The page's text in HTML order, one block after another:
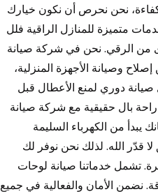
نحن نحرص أن نكون خيارك
جميرا دبي – خدمات متميزة للمنازل الراقية فلل
من الرقي. نحن في شركة صيانة
وصيانة الأجهزة المنزلية،
صيانة دوري لمنع الأعطال قبل
راحة بال حقيقية مع شركة صيانة
في جميرا – أمانك يبدأ من الكهرباء السليمة
قدّر الله. لذلك نحن نوفر لك
تشمل خدماتنا صيانة لوحات
نضمن الأمان والفعالية في جميع